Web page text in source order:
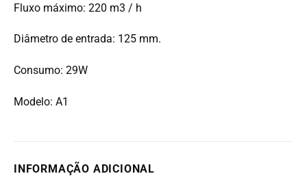
Fluxo máximo: 220 m3 / h
Diâmetro de entrada: 125 mm.
Consumo: 29W
Modelo: A1
INFORMAÇÃO ADICIONAL